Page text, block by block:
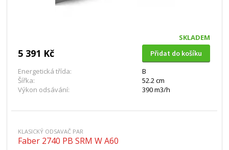
SKLADEM
5 391 Kč
Přidat do košíku
Energetická třída:
B
Šířka:
52.2 cm
Výkon odsávání:
390 m3/h
KLASICKÝ ODSAVAČ PAR
Faber 2740 PB SRM W A60